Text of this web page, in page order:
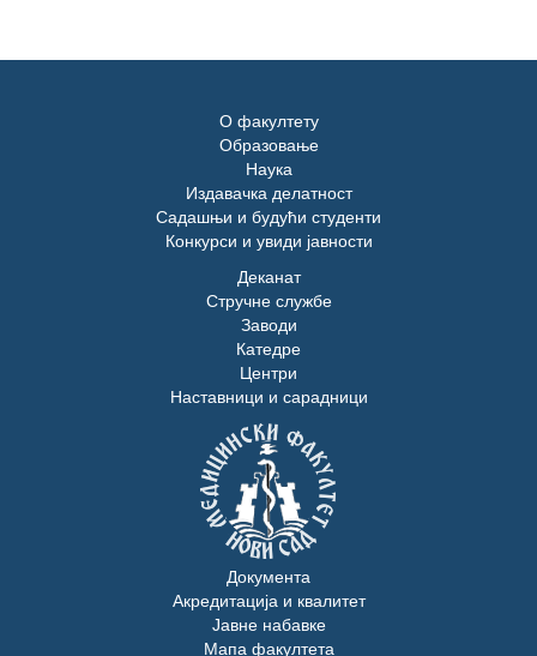
О факултету
Образовање
Наука
Издавачка делатност
Садашњи и будући студенти
Конкурси и увиди јавности
Деканат
Стручне службе
Заводи
Катедре
Центри
Наставници и сарадници
Документа
Акредитација и квалитет
Јавне набавке
Мапа факултета